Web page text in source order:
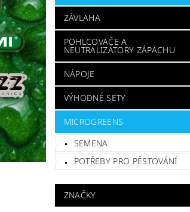
ZÁVLAHA
POHLCOVAČE A
NEUTRALIZÁTORY ZÁPACHU
NÁPOJE
VÝHODNÉ SETY
MICROGREENS
SEMENA
POTŘEBY PRO PĚSTOVÁNÍ
ZNAČKY